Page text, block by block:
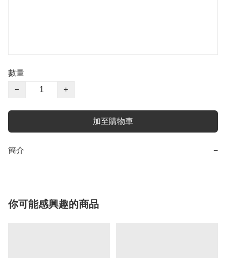
數量
−
+
加至購物車
簡介 −
你可能感興趣的商品